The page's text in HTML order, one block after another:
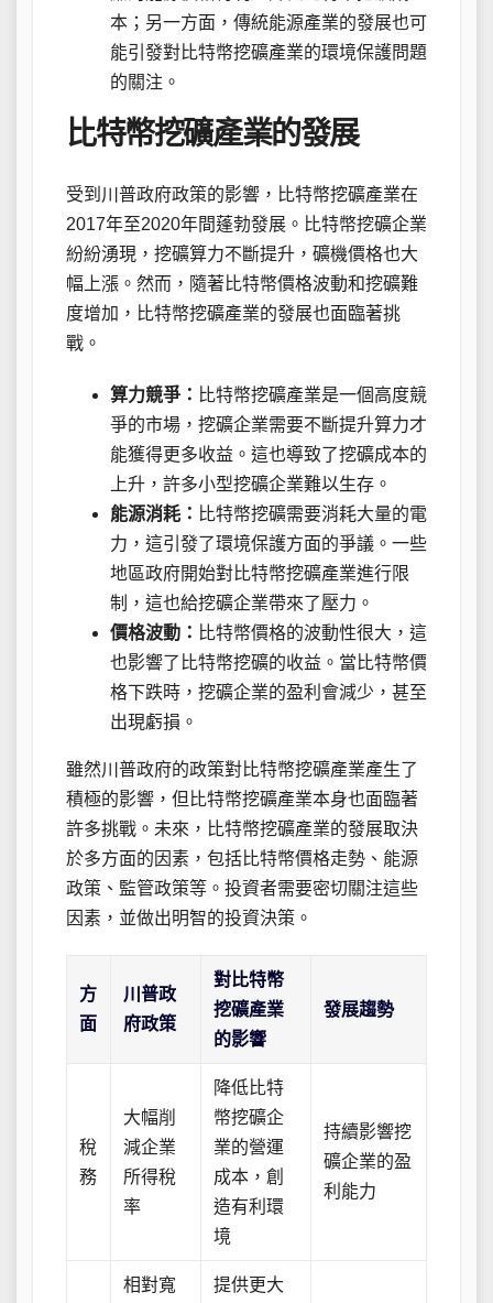
本；另一方面，傳統能源產業的發展也可
能引發對比特幣挖礦產業的環境保護問題
的關注。
比特幣挖礦產業的發展
受到川普政府政策的影響，比特幣挖礦產業在
2017年至2020年間蓬勃發展。比特幣挖礦企業
紛紛湧現，挖礦算力不斷提升，礦機價格也大
幅上漲。然而，隨著比特幣價格波動和挖礦難
度增加，比特幣挖礦產業的發展也面臨著挑
戰。
算力競爭： 比特幣挖礦產業是一個高度競
爭的市場，挖礦企業需要不斷提升算力才
能獲得更多收益。這也導致了挖礦成本的
上升，許多小型挖礦企業難以生存。
能源消耗： 比特幣挖礦需要消耗大量的電
力，這引發了環境保護方面的爭議。一些
地區政府開始對比特幣挖礦產業進行限
制，這也給挖礦企業帶來了壓力。
價格波動： 比特幣價格的波動性很大，這
也影響了比特幣挖礦的收益。當比特幣價
格下跌時，挖礦企業的盈利會減少，甚至
出現虧損。
雖然川普政府的政策對比特幣挖礦產業產生了
積極的影響，但比特幣挖礦產業本身也面臨著
許多挑戰。未來，比特幣挖礦產業的發展取決
於多方面的因素，包括比特幣價格走勢、能源
政策、監管政策等。投資者需要密切關注這些
因素，並做出明智的投資決策。
方
面
川普政
府政策
對比特幣
挖礦產業
的影響
發展趨勢
稅
務
大幅削
減企業
所得稅
率
降低比特
幣挖礦企
業的營運
成本，創
造有利環
境
持續影響挖
礦企業的盈
利能力
相對寬
提供更大